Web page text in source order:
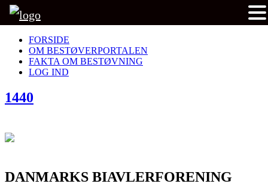
FORSIDE
OM BESTØVERPORTALEN
FAKTA OM BESTØVNING
LOG IND
1440
DANMARKS BIAVLERFORENING